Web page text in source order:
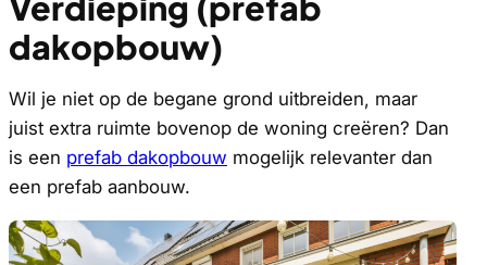
dakopbouw)
Wil je niet op de begane grond uitbreiden, maar
juist extra ruimte bovenop de woning creëren? Dan
is een prefab dakopbouw mogelijk relevanter dan
een prefab aanbouw.